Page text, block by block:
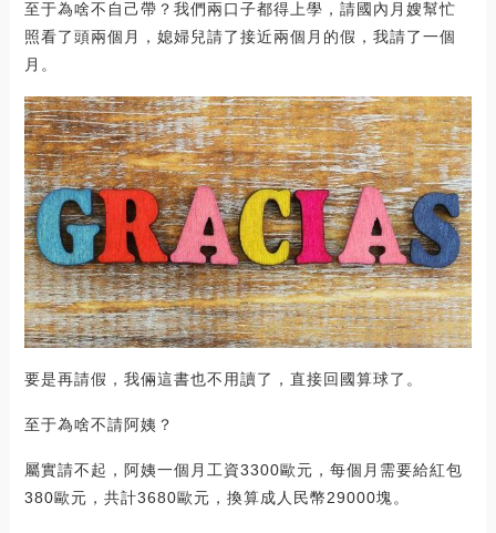
至于為啥不自己帶？我們兩口子都得上學，請國內月嫂幫忙
照看了頭兩個月，媳婦兒請了接近兩個月的假，我請了一個
月。
要是再請假，我倆這書也不用讀了，直接回國算球了。
至于為啥不請阿姨？
屬實請不起，阿姨一個月工資3300歐元，每個月需要給紅包
380歐元，共計3680歐元，換算成人民幣29000塊。